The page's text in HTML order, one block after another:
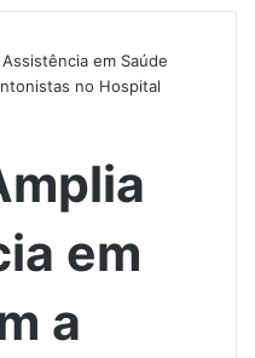
em Saúde
no Hospital
em
a